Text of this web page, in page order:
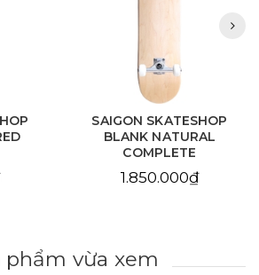
SAIGON SKATESHOP
BLANK NATURAL
COMPLETE
1.850.000₫
phẩm vừa xem